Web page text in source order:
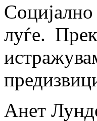
луѓе.
Анет